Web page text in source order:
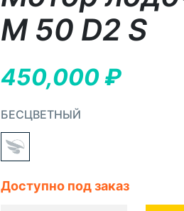
M 50 D2 S
450,000₽
БЕСЦВЕТНЫЙ
Доступно под заказ